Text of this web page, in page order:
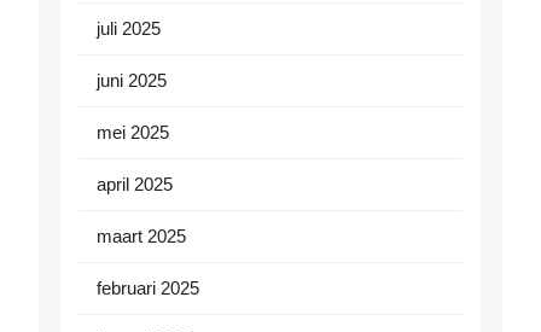
juli 2025
juni 2025
mei 2025
april 2025
maart 2025
februari 2025